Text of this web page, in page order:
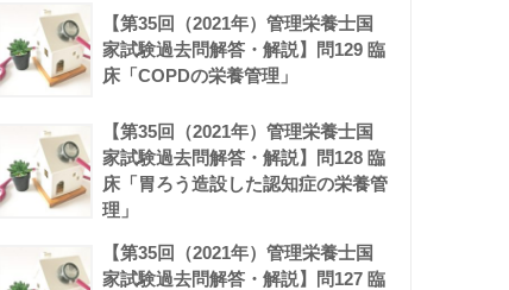
【第35回（2021年）管理栄養士国
家試験過去問解答・解説】問129 臨
床「COPDの栄養管理」
【第35回（2021年）管理栄養士国
家試験過去問解答・解説】問128 臨
床「胃ろう造設した認知症の栄養管
理」
【第35回（2021年）管理栄養士国
家試験過去問解答・解説】問127 臨